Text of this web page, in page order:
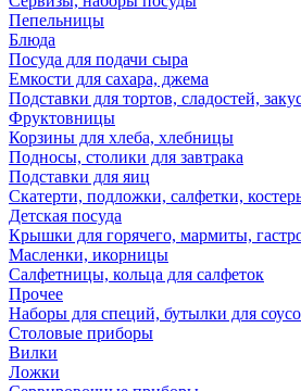
Пепельницы
Блюда
Посуда для подачи сыра
Емкости для сахара, джема
Подставки для тортов, сладостей,
Фруктовницы
Корзины для хлеба, хлебницы
Подносы, столики для завтрака
Подставки для яиц
Скатерти, подложки, салфетки,
Детская посуда
Крышки для горячего, мармиты,
Масленки, икорницы
Салфетницы, кольца для салфеток
Прочее
Наборы для специй, бутылки для
Столовые приборы
Вилки
Ложки